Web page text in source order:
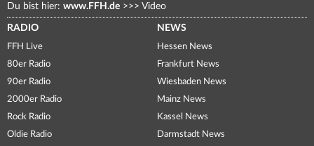
Du bist hier: www.FFH.de >>> Video
RADIO
FFH Live
80er Radio
90er Radio
2000er Radio
Rock Radio
Oldie Radio
NEWS
Hessen News
Frankfurt News
Wiesbaden News
Mainz News
Kassel News
Darmstadt News